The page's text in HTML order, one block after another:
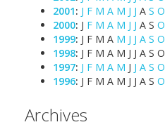
2001: J F M A M J J A S O
2000: J F M A M J J A S O
1999: J F M A M J J A S O
1998: J F M A M J J A S O
1997: J F M A M J J A S O
1996: J F M A M J J A S O
Archives